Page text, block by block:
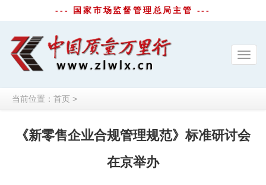
--- 国家市场监督管理总局主管 ---
当前位置： 首页 >
《新零售企业合规管理规范》标准研讨会
在京举办